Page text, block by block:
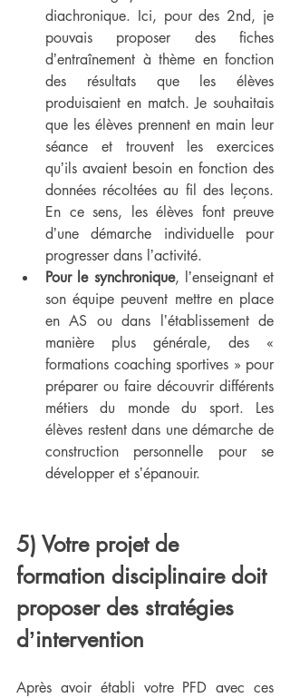
diachronique. Ici, pour des 2nd, je
pouvais proposer des fiches
dʼentraînement à thème en fonction
des résultats que les élèves
produisaient en match. Je souhaitais
que les élèves prennent en main leur
séance et trouvent les exercices
quʼils avaient besoin en fonction des
données récoltées au fil des leçons.
En ce sens, les élèves font preuve
dʼune démarche individuelle pour
progresser dans lʼactivité.
Pour le synchronique, lʼenseignant et
son équipe peuvent mettre en place
en AS ou dans lʼétablissement de
manière plus générale, des «
formations coaching sportives » pour
préparer ou faire découvrir différents
métiers du monde du sport. Les
élèves restent dans une démarche de
construction personnelle pour se
développer et sʼépanouir.
5) Votre projet de
formation disciplinaire doit
proposer des stratégies
dʼintervention
Après avoir établi votre PFD avec ces